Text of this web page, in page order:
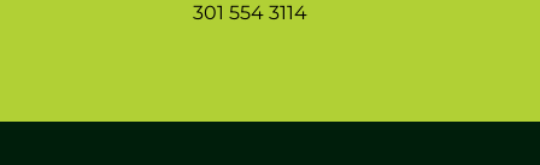
301 554 3114